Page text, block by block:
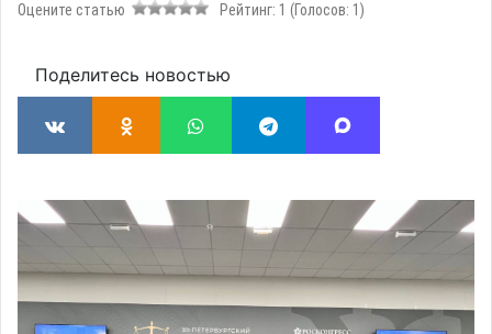
Оцените статью
Рейтинг: 1 (Голосов: 1 )
Поделитесь новостью